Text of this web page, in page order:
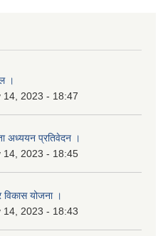
।
14, 2023 - 18:47
अध्ययन प्रतिवेदन ।
14, 2023 - 18:45
योजना ।
14, 2023 - 18:43